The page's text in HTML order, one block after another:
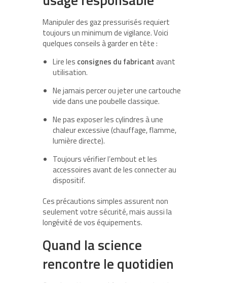
Manipuler des gaz pressurisés requiert
toujours un minimum de vigilance. Voici
quelques conseils à garder en tête :
Lire les consignes du fabricant avant
utilisation.
Ne jamais percer ou jeter une cartouche
vide dans une poubelle classique.
Ne pas exposer les cylindres à une
chaleur excessive (chauffage, flamme,
lumière directe).
Toujours vérifier l’embout et les
accessoires avant de les connecter au
dispositif.
Ces précautions simples assurent non
seulement votre sécurité, mais aussi la
longévité de vos équipements.
Quand la science
rencontre le quotidien